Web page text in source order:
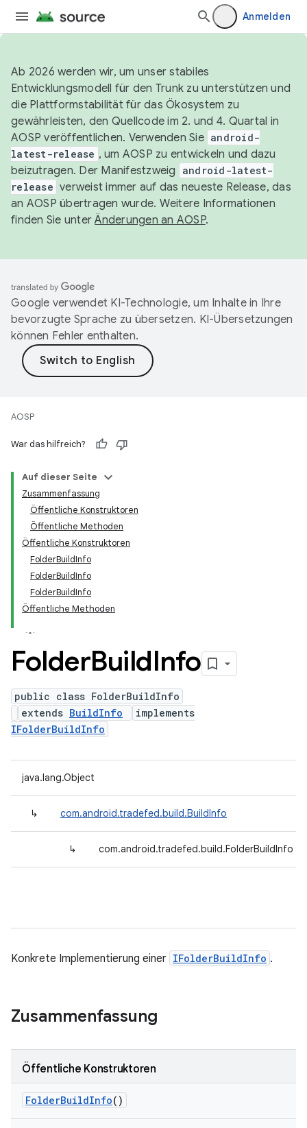
Anmelden
Ab 2026 werden wir, um unser stabiles
Entwicklungsmodell für den Trunk zu unterstützen und
die Plattformstabilität für das Ökosystem zu
gewährleisten, den Quellcode im 2. und 4. Quartal in
AOSP veröffentlichen. Verwenden Sie android-
latest-release , um AOSP zu entwickeln und dazu
beizutragen. Der Manifestzweig
android-latest-
release verweist immer auf das neueste Release, das
an AOSP übertragen wurde. Weitere Informationen
finden Sie unterÄnderungen an AOSP.
Google verwendet KI-Technologie, um Inhalte in Ihre
bevorzugte Sprache zu übersetzen. KI-Übersetzungen
können Fehler enthalten.
AOSP
War das hilfreich?
Auf dieser Seite
Zusammenfassung
Öffentliche Konstruktoren
Öffentliche Methoden
Öffentliche Konstruktoren
FolderBuildInfo
FolderBuildInfo
FolderBuildInfo
Öffentliche Methoden
FolderBuildInfo
public class FolderBuildInfo
extends BuildInfo
implements
IFolderBuildInfo
java.lang.Object
↳ com.android.tradefed.build.BuildInfo
↳ com.android.tradefed.build.FolderBuildInfo
Konkrete Implementierung einer IFolderBuildInfo .
Zusammenfassung
Öffentliche Konstruktoren
FolderBuildInfo()